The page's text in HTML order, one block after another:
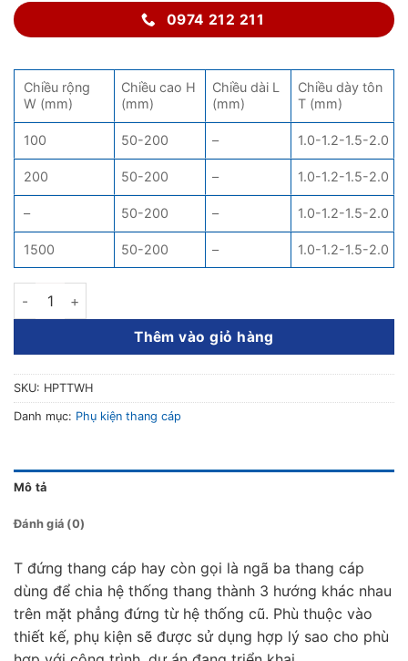
0974 212 211
Chiều rộng
W (mm)
Chiều cao H
(mm)
Chiều dài L
(mm)
Chiều dày tôn
T (mm)
100 50-200 – 1.0-1.2-1.5-2.0
200 50-200 – 1.0-1.2-1.5-2.0
– 50-200 – 1.0-1.2-1.5-2.0
1500 50-200 – 1.0-1.2-1.5-2.0
T đứng thang cáp số lượng
Thêm vào giỏ hàng
SKU: HPTTWH
Danh mục: Phụ kiện thang cáp
Mô tả
Đánh giá (0)
T đứng thang cáp hay còn gọi là ngã ba thang cáp
dùng để chia hệ thống thang thành 3 hướng khác nhau
trên mặt phẳng đứng từ hệ thống cũ. Phù thuộc vào
thiết kế, phụ kiện sẽ được sử dụng hợp lý sao cho phù